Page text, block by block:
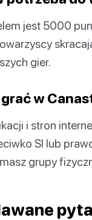
jest 5000
gier.
w
i stron
SI lub
grupy